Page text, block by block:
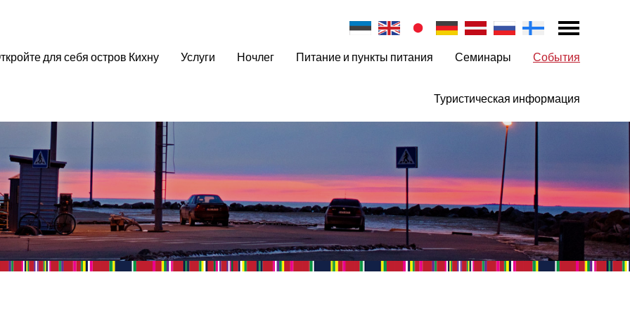
для себя остров Кихну Услуги Ночлег Питание и пункты питания Семинары События
Туристическая информация